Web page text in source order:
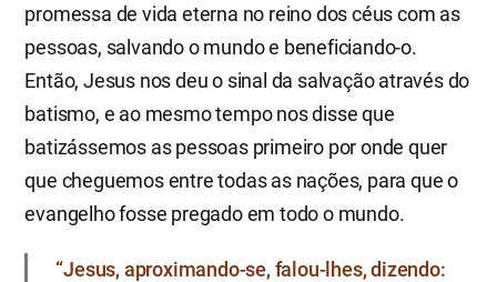
promessa de vida eterna no reino dos céus com as
pessoas, salvando o mundo e beneficiando-o.
Então, Jesus nos deu o sinal da salvação através do
batismo, e ao mesmo tempo nos disse que
batizássemos as pessoas primeiro por onde quer
que cheguemos entre todas as nações, para que o
evangelho fosse pregado em todo o mundo.
“Jesus, aproximando-se, falou-lhes, dizendo: